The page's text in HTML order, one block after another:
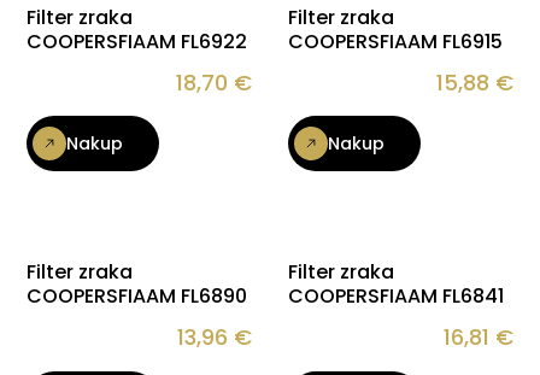
Filter zraka
COOPERSFIAAM FL6922
18,70 €
Nakup
Filter zraka
COOPERSFIAAM FL6915
15,88 €
Nakup
Filter zraka
COOPERSFIAAM FL6890
13,96 €
Filter zraka
COOPERSFIAAM FL6841
16,81 €